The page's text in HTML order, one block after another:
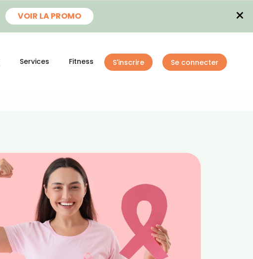
VOIR LA PROMO ×
Services Fitness S'inscrire Se connecter